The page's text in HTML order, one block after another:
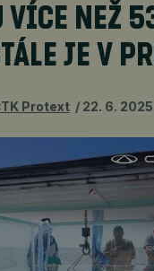
VÍCE NEŽ
JE V
Protext 22. 6. 2025